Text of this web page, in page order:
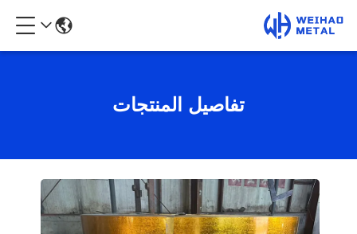
تفاصيل المنتجات